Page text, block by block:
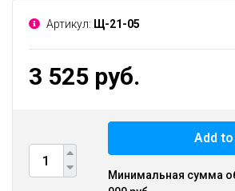
Артикул: Щ-21-05
3 525 руб.
Add
Минимальная сумма